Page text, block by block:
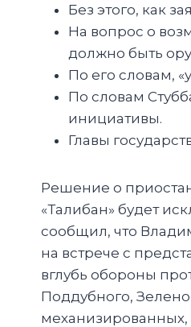
Без этого, как
На вопрос о
должно быть
По его словам,
По словам
инициативы.
Главы
Решение о
«Талибан» будет
сообщил, что
на встрече с
вглубь обороны
Поддубного,